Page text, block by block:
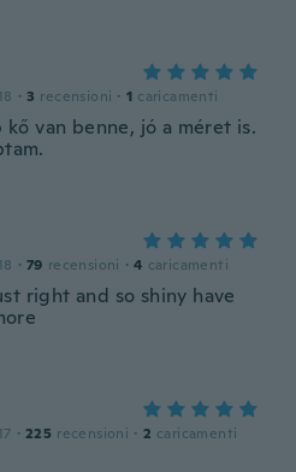
· 3 recensioni · 1 caricamenti
kő van benne, jó a méret is.
· 79 recensioni · 4 caricamenti
right and so shiny have
· 225 recensioni · 2 caricamenti